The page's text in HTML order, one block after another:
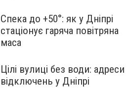
Спека до +50°: як у Дніпрі
стаціонує гаряча повітряна
маса
Цілі вулиці без води: адреси
відключень у Дніпрі